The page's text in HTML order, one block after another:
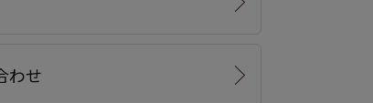
わせ